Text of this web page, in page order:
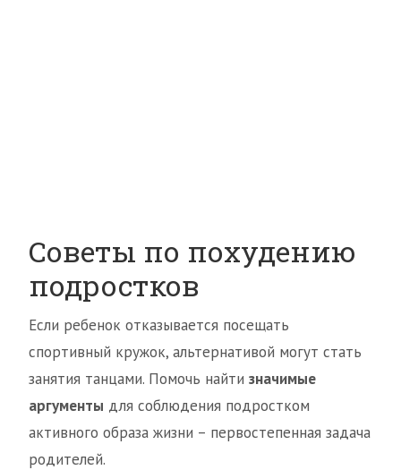
Советы по похудению
подростков
Если ребенок отказывается посещать
спортивный кружок, альтернативой могут стать
занятия танцами. Помочь найти значимые
аргументы для соблюдения подростком
активного образа жизни – первостепенная задача
родителей.